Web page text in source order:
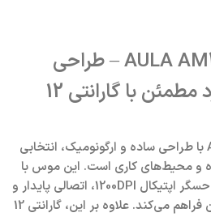
موس بی سیم AULA AM205 – طراحی
ارگونومیک و عملکرد مطمئن با گارانتی 12
موس بی سیم AULA AM205 با طراحی ساده و ارگونومیک، انتخابی
و محیط‌های کاری است. این موس با
تکنولوژی بی‌سیم 2.4GHz و حسگر اپتیکال 1200DPI، اتصالی پایدار و
عملکردی دقیق را برای کاربران فراهم می‌کند. علاوه بر این، گارانتی 12